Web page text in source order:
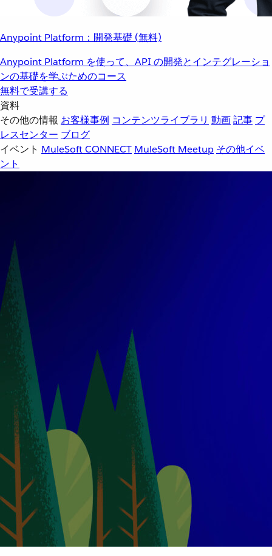
Anypoint Platform：開発基礎 (無料)
Anypoint Platform を使って、API の開発とインテグレーショ
ンの基礎を学ぶためのコース
無料で受講する
資料
その他の情報 お客様事例 コンテンツライブラリ 動画記事 プ
レスセンター ブログ
イベント MuleSoft CONNECT MuleSoft Meetup その他イベ
ント